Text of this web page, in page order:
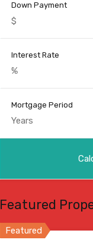
Down Payment
Interest Rate
Mortgage Period
Featured
Featured